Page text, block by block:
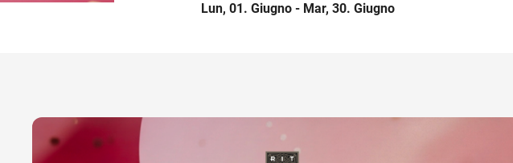
Lun, 01. Giugno - Mar, 30. Giugno